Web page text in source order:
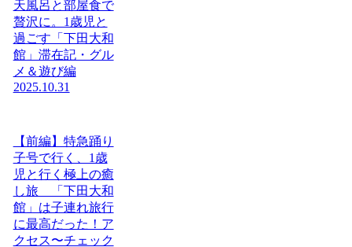
天風呂と部屋食で
贅沢に。1歳児と
過ごす「下田大和
館」滞在記・グル
メ＆遊び編
2025.10.31
【前編】特急踊り
子号で行く、1歳
児と行く極上の癒
し旅 「下田大和
館」は子連れ旅行
に最高だった！ア
クセス〜チェック